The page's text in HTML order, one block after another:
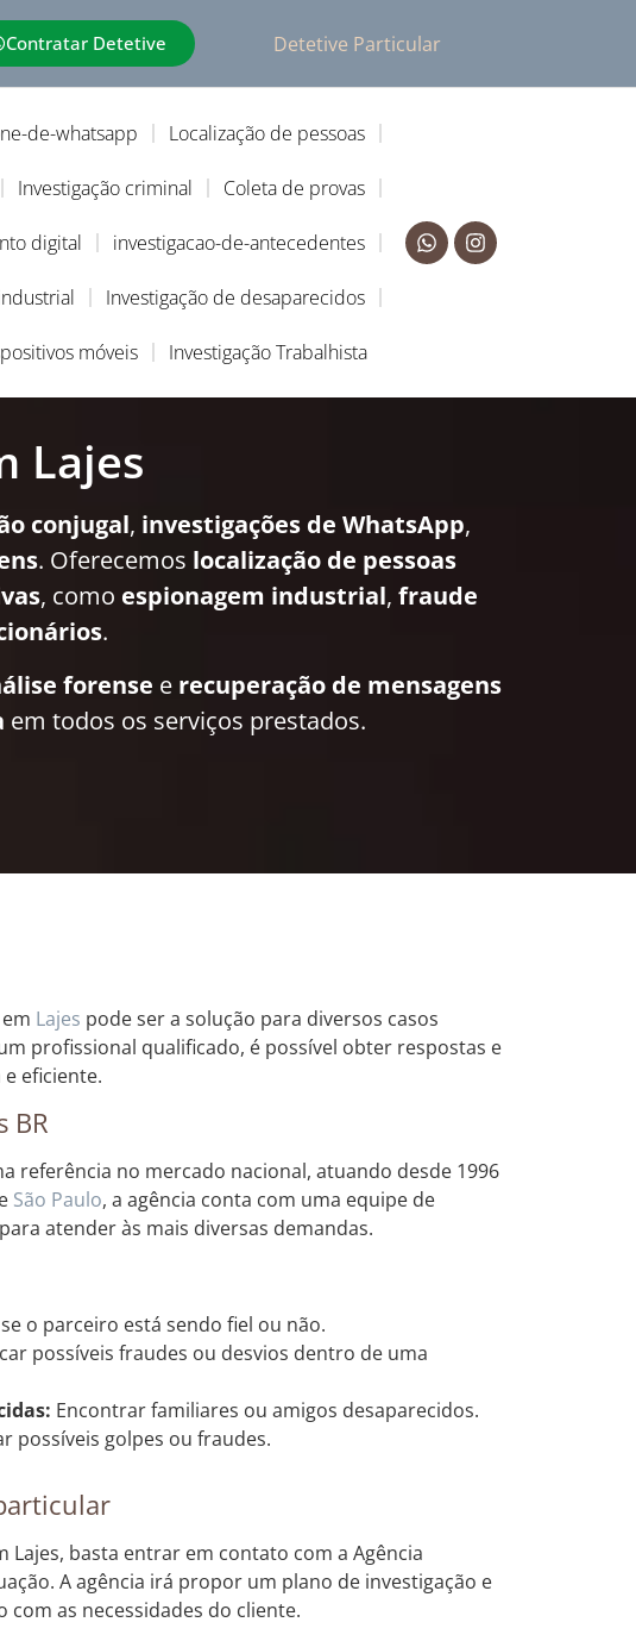
Contratar Detetive Detetive Particular
de-whatsapp Localização de pessoas
Investigação criminal Coleta de provas
digital investigacao-de-antecedentes
Investigação de desaparecidos
móveis Investigação Trabalhista
Lajes
conjugal, investigações de WhatsApp,
. Oferecemos localização de pessoas
, como espionagem industrial, fraude
.
forense e recuperação de mensagens
em todos os serviços prestados.
Lajes pode ser a solução para diversos casos
profissional qualificado, é possível obter respostas e
eficiente.
BR
referência no mercado nacional, atuando desde 1996
São Paulo, a agência conta com uma equipe de
atender às mais diversas demandas.
o parceiro está sendo fiel ou não.
possíveis fraudes ou desvios dentro de uma
Encontrar familiares ou amigos desaparecidos.
possíveis golpes ou fraudes.
basta entrar em contato com a Agência
A agência irá propor um plano de investigação e
as necessidades do cliente.